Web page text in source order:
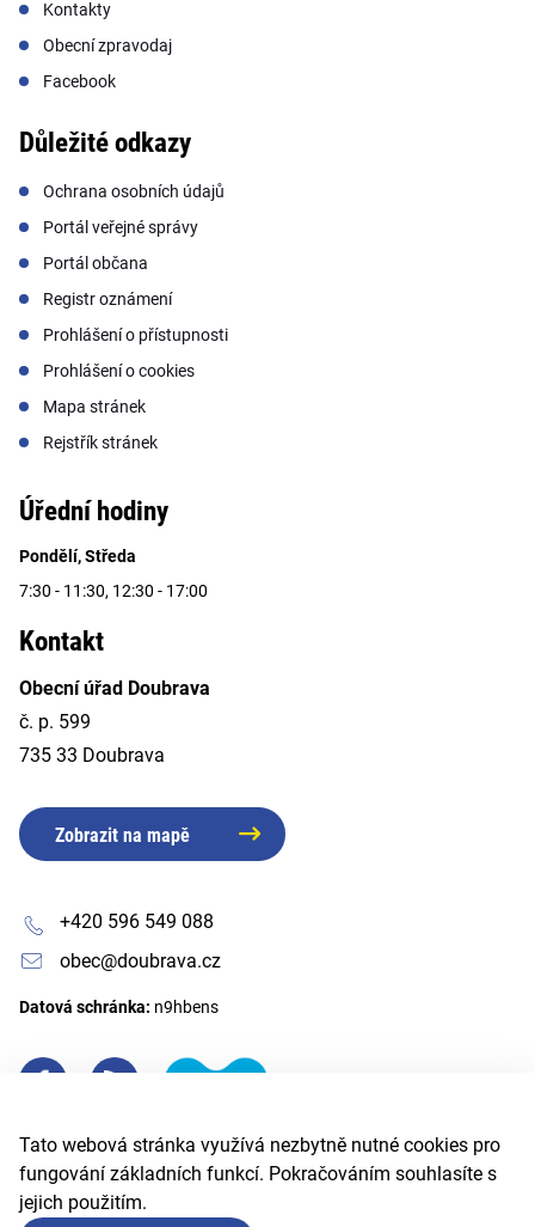
Tato webová stránka využívá nezbytně nutné cookies pro
fungování základních funkcí. Pokračováním souhlasíte s
jejich použitím.
Kontakty
Obecní zpravodaj
Facebook
Důležité odkazy
Ochrana osobních údajů
Portál veřejné správy
Portál občana
Registr oznámení
Prohlášení o přístupnosti
Prohlášení o cookies
Mapa stránek
Rejstřík stránek
Úřední hodiny
Pondělí, Středa
7:30 - 11:30, 12:30 - 17:00
Kontakt
Obecní úřad Doubrava
č. p. 599
735 33 Doubrava
Zobrazit na mapě
+420 596 549 088
obec@doubrava.cz
Datová schránka: n9hbens